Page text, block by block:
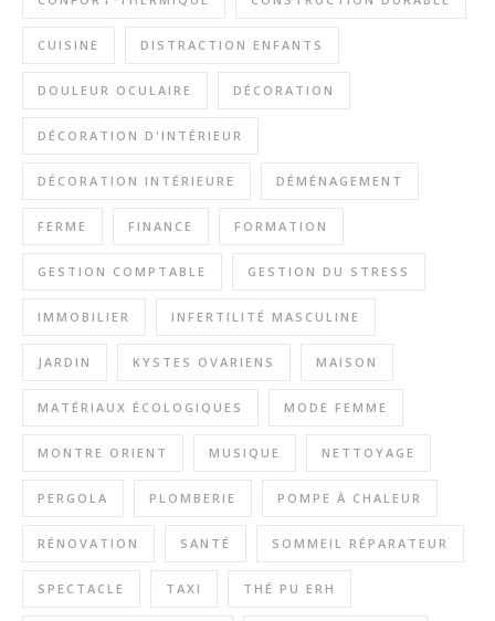
CUISINE DISTRACTION ENFANTS
DOULEUR OCULAIRE DÉCORATION
DÉCORATION D'INTÉRIEUR
DÉCORATION INTÉRIEURE DÉMÉNAGEMENT
FERME FINANCE FORMATION
GESTION COMPTABLE GESTION DU STRESS
IMMOBILIER INFERTILITÉ MASCULINE
JARDIN KYSTES OVARIENS MAISON
MATÉRIAUX ÉCOLOGIQUES MODE FEMME
MONTRE ORIENT MUSIQUE NETTOYAGE
PERGOLA PLOMBERIE POMPE À CHALEUR
RÉNOVATION SANTÉ SOMMEIL RÉPARATEUR
SPECTACLE TAXI THÉ PU ERH